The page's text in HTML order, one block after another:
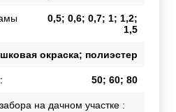
0,5; 0,6; 0,7; 1; 1,2;
1,5
окраска; полиэстер
50; 60; 80
на дачном участке :